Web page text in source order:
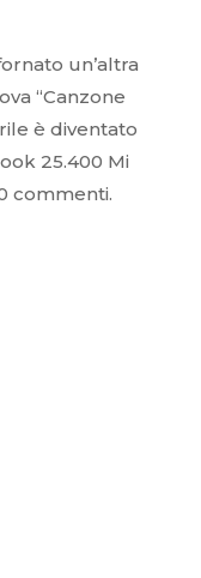
un’altra
“Canzone
è diventato
25.400 Mi
commenti.